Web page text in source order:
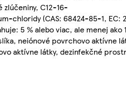
C12-16-
chloridy (CAS: 68424-85-1, EC:
5 % alebo viac, ale menej ako
neiónové povrchovo aktívne
aktívne látky, dezinfekčné